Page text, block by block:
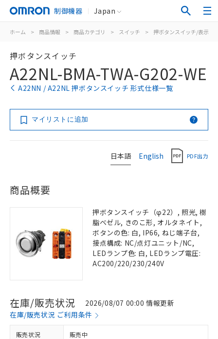
制御機器 Japan
ホーム > 商品情報 > 商品カテゴリ > スイッチ > 押ボタンスイッチ/表示灯
押ボタンスイッチ
A22NL-BMA-TWA-G202-WE
A22NN / A22NL 押ボタンスイッチ 形式仕様一覧
マイリストに追加
日本語 English PDF出力
商品概要
押ボタンスイッチ（φ22）, 照光, 樹
脂ベゼル, きのこ形, オルタネイト,
ボタンの色: 白, IP66, ねじ端子台,
接点構成: NC/点灯ユニット/NC,
LEDランプ色: 白, LEDランプ電圧:
AC200/220/230/240V
在庫/販売状況
2026/08/07 00:00 情報更新
在庫/販売状況 ご利用条件
販売状況 販売中